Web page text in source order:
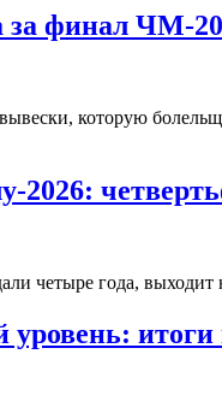
финал ЧМ-
которую
2026:
четыре года,
итоги